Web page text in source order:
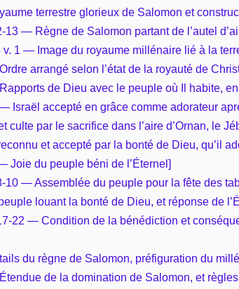
terrestre glorieux de Salomon et
13 — Règne de Salomon partant de l’autel
v. 1 — Image du royaume millénaire lié à la
arrangé selon l’état de la royauté de
de Dieu avec le peuple où Il habite,
Israël accepté en grâce comme adorateur
culte par le sacrifice dans l’aire d’Ornan, le
et accepté par la bonté de Dieu, qu’il
Joie du peuple béni de l’Éternel]
10 — Assemblée du peuple pour la fête des
louant la bonté de Dieu, et réponse de
22 — Condition de la bénédiction et
du règne de Salomon, préfiguration du
de la domination de Salomon, et